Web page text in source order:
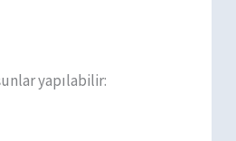
yapılabilir: